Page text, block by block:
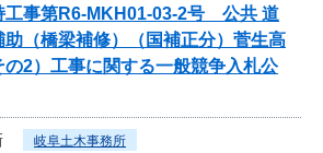
工事第R6-MKH01-03-2号 公共 道
助（橋梁補修）（国補正分）菅生高
2）工事に関する一般競争入札公
岐阜土木事務所